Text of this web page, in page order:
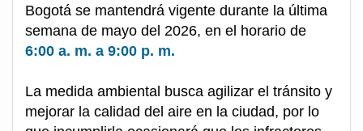
Bogotá se mantendrá vigente durante la última
semana de mayo del 2026, en el horario de
6:00 a. m. a 9:00 p. m.
La medida ambiental busca agilizar el tránsito y
mejorar la calidad del aire en la ciudad, por lo